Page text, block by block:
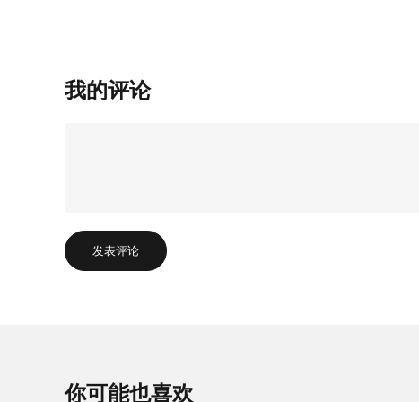
我的评论
发表评论
你可能也喜欢